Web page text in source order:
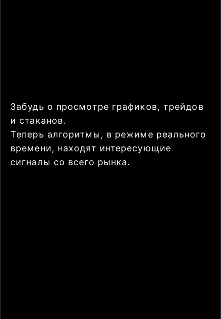
Забудь о просмотре графиков, трейдов
и стаканов.
Теперь алгоритмы, в режиме реального
времени, находят интересующие
сигналы со всего рынка.